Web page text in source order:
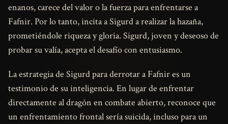
enanos, carece del valor o la fuerza para enfrentarse a
Fafnir. Por lo tanto, incita a Sigurd a realizar la hazaña,
prometiéndole riqueza y gloria. Sigurd, joven y deseoso de
probar su valía, acepta el desafío con entusiasmo.
La estrategia de Sigurd para derrotar a Fafnir es un
testimonio de su inteligencia. En lugar de enfrentar
directamente al dragón en combate abierto, reconoce que
un enfrentamiento frontal sería suicida, incluso para un